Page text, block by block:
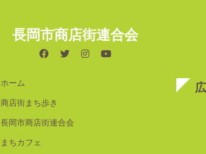
長岡市商店街連合会
ホーム
商店街まち歩き
長岡市商店街連合会
まちカフェ